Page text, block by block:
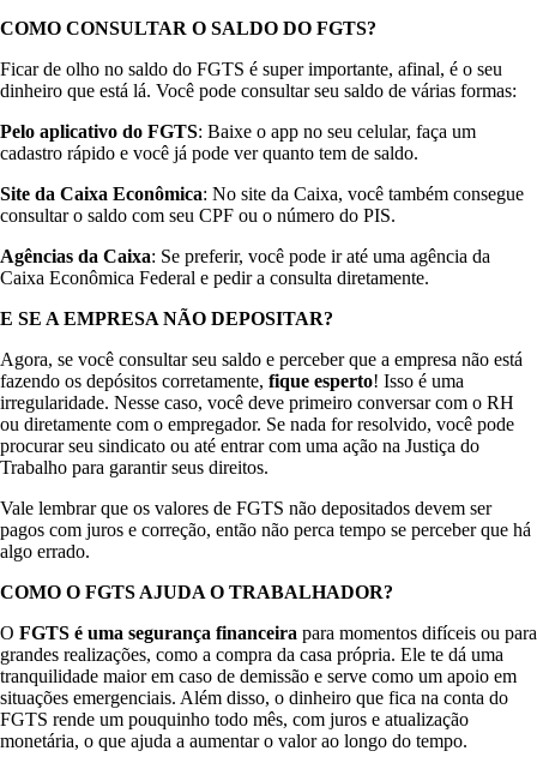
COMO CONSULTAR O SALDO DO FGTS?
Ficar de olho no saldo do FGTS é super importante, afinal, é o seu
dinheiro que está lá. Você pode consultar seu saldo de várias formas:
Pelo aplicativo do FGTS: Baixe o app no seu celular, faça um
cadastro rápido e você já pode ver quanto tem de saldo.
Site da Caixa Econômica: No site da Caixa, você também consegue
consultar o saldo com seu CPF ou o número do PIS.
Agências da Caixa: Se preferir, você pode ir até uma agência da
Caixa Econômica Federal e pedir a consulta diretamente.
E SE A EMPRESA NÃO DEPOSITAR?
Agora, se você consultar seu saldo e perceber que a empresa não está
fazendo os depósitos corretamente, fique esperto! Isso é uma
irregularidade. Nesse caso, você deve primeiro conversar com o RH
ou diretamente com o empregador. Se nada for resolvido, você pode
procurar seu sindicato ou até entrar com uma ação na Justiça do
Trabalho para garantir seus direitos.
Vale lembrar que os valores de FGTS não depositados devem ser
pagos com juros e correção, então não perca tempo se perceber que há
algo errado.
COMO O FGTS AJUDA O TRABALHADOR?
O FGTS é uma segurança financeira para momentos difíceis ou para
grandes realizações, como a compra da casa própria. Ele te dá uma
tranquilidade maior em caso de demissão e serve como um apoio em
situações emergenciais. Além disso, o dinheiro que fica na conta do
FGTS rende um pouquinho todo mês, com juros e atualização
monetária, o que ajuda a aumentar o valor ao longo do tempo.